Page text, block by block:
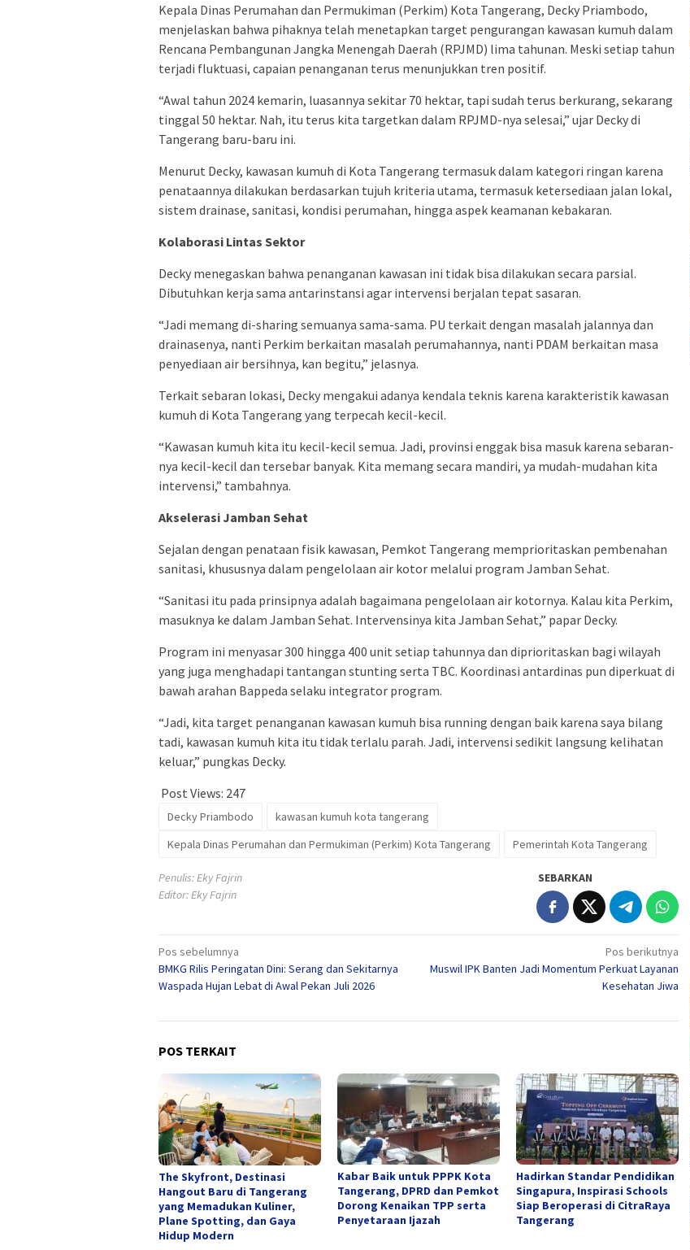
Kepala Dinas Perumahan dan Permukiman (Perkim) Kota Tangerang, Decky Priambodo,
menjelaskan bahwa pihaknya telah menetapkan target pengurangan kawasan kumuh dalam
Rencana Pembangunan Jangka Menengah Daerah (RPJMD) lima tahunan. Meski setiap tahun
terjadi fluktuasi, capaian penanganan terus menunjukkan tren positif.
“Awal tahun 2024 kemarin, luasannya sekitar 70 hektar, tapi sudah terus berkurang, sekarang
tinggal 50 hektar. Nah, itu terus kita targetkan dalam RPJMD-nya selesai,” ujar Decky di
Tangerang baru-baru ini.
Menurut Decky, kawasan kumuh di Kota Tangerang termasuk dalam kategori ringan karena
penataannya dilakukan berdasarkan tujuh kriteria utama, termasuk ketersediaan jalan lokal,
sistem drainase, sanitasi, kondisi perumahan, hingga aspek keamanan kebakaran.
Kolaborasi Lintas Sektor
Decky menegaskan bahwa penanganan kawasan ini tidak bisa dilakukan secara parsial.
Dibutuhkan kerja sama antarinstansi agar intervensi berjalan tepat sasaran.
“Jadi memang di-sharing semuanya sama-sama. PU terkait dengan masalah jalannya dan
drainasenya, nanti Perkim berkaitan masalah perumahannya, nanti PDAM berkaitan masa
penyediaan air bersihnya, kan begitu,” jelasnya.
Terkait sebaran lokasi, Decky mengakui adanya kendala teknis karena karakteristik kawasan
kumuh di Kota Tangerang yang terpecah kecil-kecil.
“Kawasan kumuh kita itu kecil-kecil semua. Jadi, provinsi enggak bisa masuk karena sebaran-
nya kecil-kecil dan tersebar banyak. Kita memang secara mandiri, ya mudah-mudahan kita
intervensi,” tambahnya.
Akselerasi Jamban Sehat
Sejalan dengan penataan fisik kawasan, Pemkot Tangerang memprioritaskan pembenahan
sanitasi, khususnya dalam pengelolaan air kotor melalui program Jamban Sehat.
“Sanitasi itu pada prinsipnya adalah bagaimana pengelolaan air kotornya. Kalau kita Perkim,
masuknya ke dalam Jamban Sehat. Intervensinya kita Jamban Sehat,” papar Decky.
Program ini menyasar 300 hingga 400 unit setiap tahunnya dan diprioritaskan bagi wilayah
yang juga menghadapi tantangan stunting serta TBC. Koordinasi antardinas pun diperkuat di
bawah arahan Bappeda selaku integrator program.
“Jadi, kita target penanganan kawasan kumuh bisa running dengan baik karena saya bilang
tadi, kawasan kumuh kita itu tidak terlalu parah. Jadi, intervensi sedikit langsung kelihatan
keluar,” pungkas Decky.
Post Views: 247
Decky Priambodo
kawasan kumuh kota tangerang
Kepala Dinas Perumahan dan Permukiman (Perkim) Kota Tangerang
Pemerintah Kota Tangerang
Penulis: Eky Fajrin
Editor: Eky Fajrin
SEBARKAN
Navigasi
pos
Pos sebelumnya
BMKG Rilis Peringatan Dini: Serang dan Sekitarnya
Waspada Hujan Lebat di Awal Pekan Juli 2026
Pos berikutnya
Muswil IPK Banten Jadi Momentum Perkuat Layanan
Kesehatan Jiwa
POS TERKAIT
The Skyfront, Destinasi
Hangout Baru di Tangerang
yang Memadukan Kuliner,
Plane Spotting, dan Gaya
Hidup Modern
Kabar Baik untuk PPPK Kota
Tangerang, DPRD dan Pemkot
Dorong Kenaikan TPP serta
Penyetaraan Ijazah
Hadirkan Standar Pendidikan
Singapura, Inspirasi Schools
Siap Beroperasi di CitraRaya
Tangerang